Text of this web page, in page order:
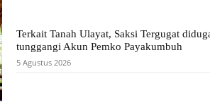
Terkait Tanah Ulayat, Saksi Tergugat
tunggangi Akun Pemko Payakumbuh
5 Agustus 2026